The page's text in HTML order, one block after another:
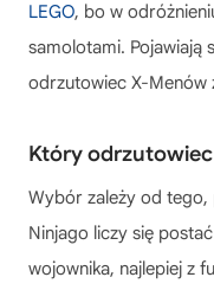
LEGO, bo w
samolotami. Pojawiają
odrzutowiec X-Menów
Który
Wybór zależy od
Ninjago liczy się
wojownika, najlepiej z